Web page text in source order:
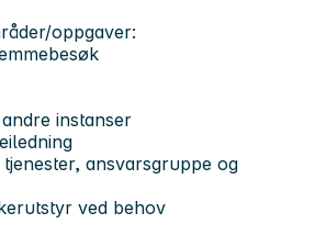
oppgaver:
instanser
ansvarsgruppe og
ved behov